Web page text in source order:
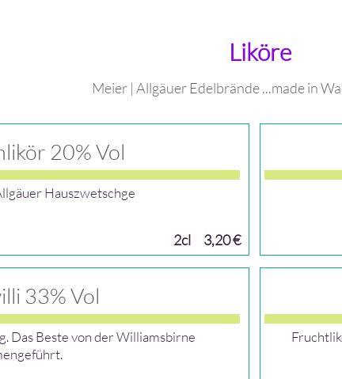
Liköre
Meier | Allgäuer Edelbrände ...made in
20% Vol
Hauszwetschge
2cl 3,20 €
33% Vol
Das Beste von der Williamsbirne